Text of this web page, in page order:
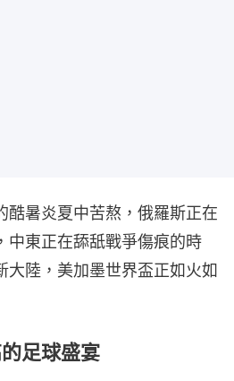
酷暑炎夏中苦熬，俄羅斯正在
中東正在舔舐戰爭傷痕的時
大陸，美加墨世界盃正如火如
足球盛宴